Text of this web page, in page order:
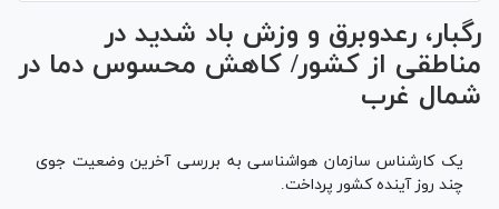
رگبار، رعدوبرق و وزش باد شدید در
مناطقی از کشور/ کاهش محسوس دما در
شمال غرب
یک کارشناس سازمان هواشناسی به بررسی آخرین وضعیت جوی
چند روز آینده کشور پرداخت.